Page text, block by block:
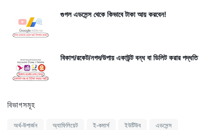
গুগল এডসেন্স থেকে কিভাবে টাকা আয় করবেন!
বিকাশ/রকেট/নগদ/উপায় একাউন্ট বন্ধ বা ডিলিট করার পদ্ধতি
বিভাগসমূহ
অর্থ-উপার্জন অ্যাফিলিয়েট ই-কমার্স ইউটিউব এডসেন্স